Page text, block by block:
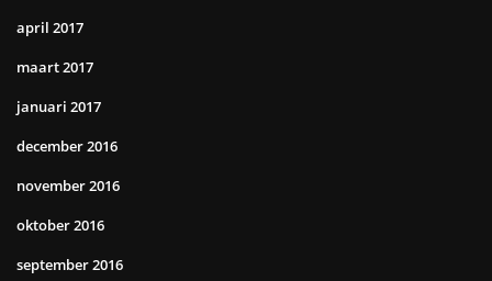
april 2017
maart 2017
januari 2017
december 2016
november 2016
oktober 2016
september 2016